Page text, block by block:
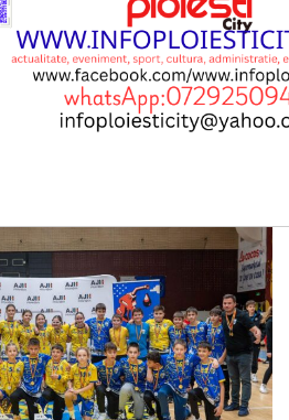
obţinute de
de la CSM
perioada 19-23
2025